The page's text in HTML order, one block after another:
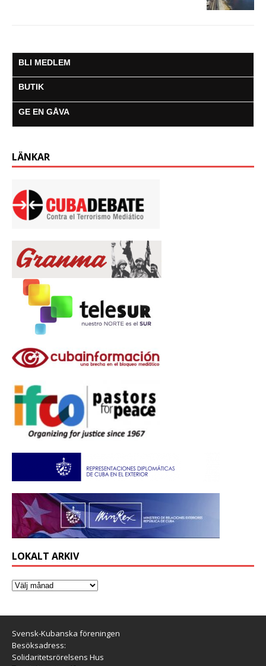
BLI MEDLEM
BUTIK
GE EN GÅVA
LÄNKAR
LOKALT ARKIV
Svensk-Kubanska föreningen
Besöksadress:
Solidaritetsrörelsens Hus